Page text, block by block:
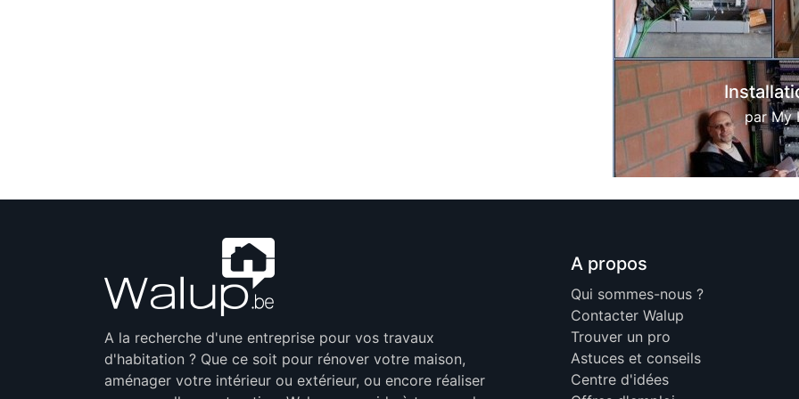
Installation
parMy Home
Previous
A la recherche d'une entreprise pour vos travaux
d'habitation ? Que ce soit pour rénover votre maison,
aménager votre intérieur ou extérieur, ou encore réaliser
A propos
Qui sommes-nous ?
Contacter Walup
Trouver un pro
Astuces et conseils
Centre d'idées